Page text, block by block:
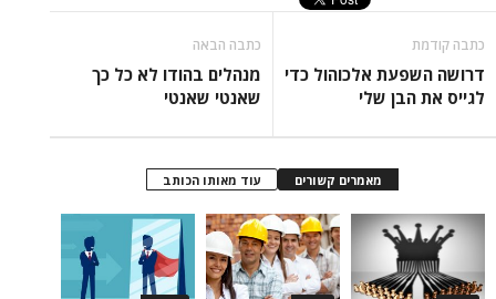
אלכוהול כדי
שלי
מנהלים בהודו לא כל כך
שאנטי שאנטי
עוד מאותו הכותב